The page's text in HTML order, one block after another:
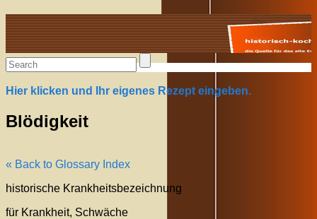
Alte Rezepte online
Hier klicken und Ihr eigenes Rezept eingeben.
Blödigkeit
« Back to Glossary Index
historische Krankheitsbezeichnung
für Krankheit, Schwäche